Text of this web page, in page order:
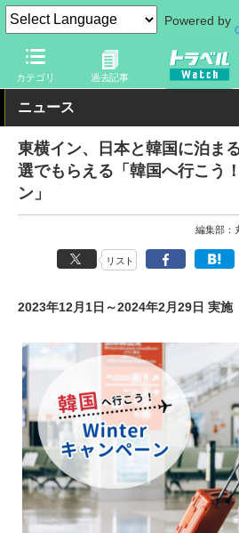
Powered by
カテゴリ 過去記事
トラベル Watch 旅の情報 ホテル・旅
ニュース
東横イン、日本と韓国に泊ま
選でもらえる「韓国へ行こう
ン」
編集部：
リスト
2023年12月1日～2024年2月29日 実施